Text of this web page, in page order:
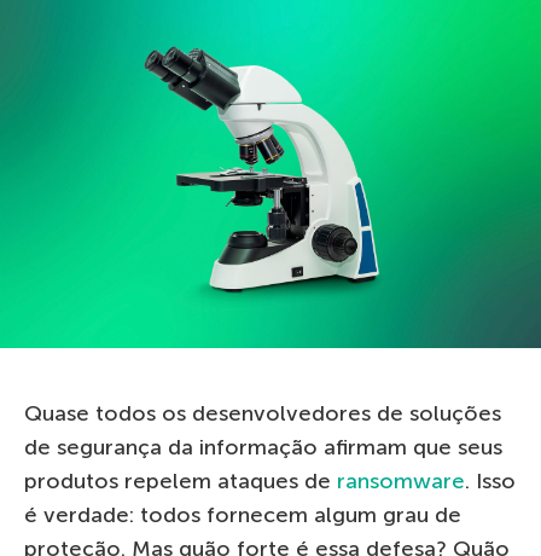
Quase todos os desenvolvedores de soluções
de segurança da informação afirmam que seus
produtos repelem ataques de ransomware. Isso
é verdade: todos fornecem algum grau de
proteção. Mas quão forte é essa defesa? Quão